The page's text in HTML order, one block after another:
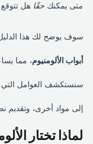
متى يمكنكحقًاهل تتوقع
سوف يوضح لك هذا
أبواب الألومنيوم، مما
سنستكشف العوامل التي
إلى مواد أخرى، وتقديم
لماذا تختار